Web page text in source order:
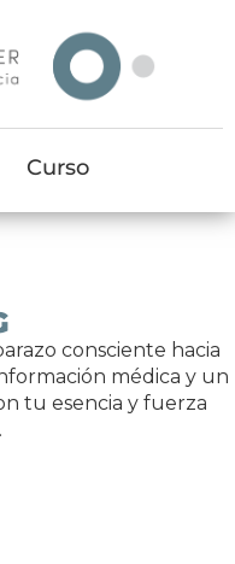
Curso
consciente hacia
médica y un
tu esencia y fuerza